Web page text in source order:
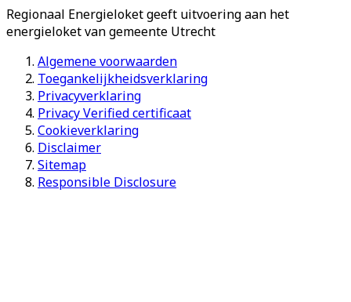
Regionaal Energieloketgeeft uitvoering aan het
energieloket van gemeente Utrecht
Algemene voorwaarden
Toegankelijkheidsverklaring
Privacyverklaring
Privacy Verified certificaat
Cookieverklaring
Disclaimer
Sitemap
Responsible Disclosure